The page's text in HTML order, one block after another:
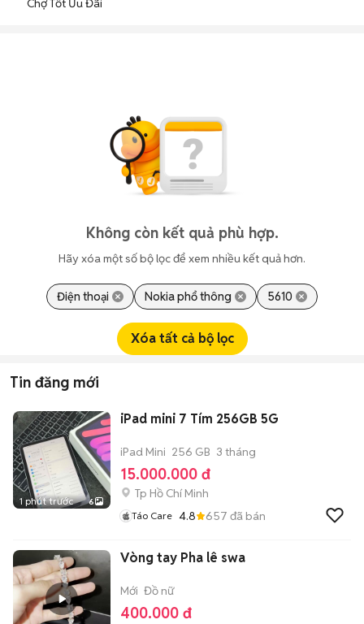
Chợ Tốt Ưu Đãi
Không còn kết quả phù hợp.
Hãy xóa một số bộ lọc để xem nhiều kết quả hơn.
Điện thoại Nokia phổ thông 5610
Xóa tất cả bộ lọc
Tin đăng mới
1 phút trước 6
iPad mini 7 Tím 256GB 5G
iPad Mini 256 GB 3 tháng
15.000.000 đ
Tp Hồ Chí Minh
Táo Care 4.8 657 đã bán
Vòng tay Pha lê swa
Mới Đồ nữ
400.000 đ